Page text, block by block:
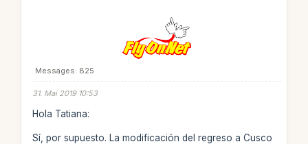
Messages: 825
31. Mai 2019 10:53
Hola Tatiana:
Sí, por supuesto. La modificación del regreso a Cusco